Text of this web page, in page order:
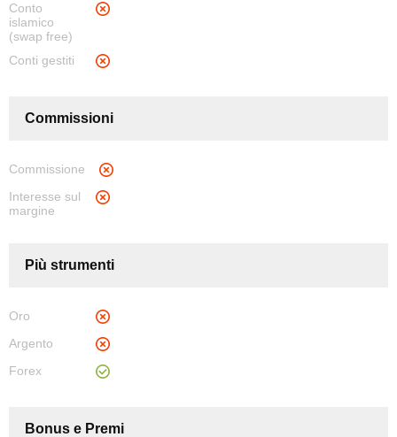
Conto
islamico
(swap free)
Conti gestiti
Commissioni
Commissione
Interesse sul
margine
Più strumenti
Oro
Argento
Forex
Bonus e Premi